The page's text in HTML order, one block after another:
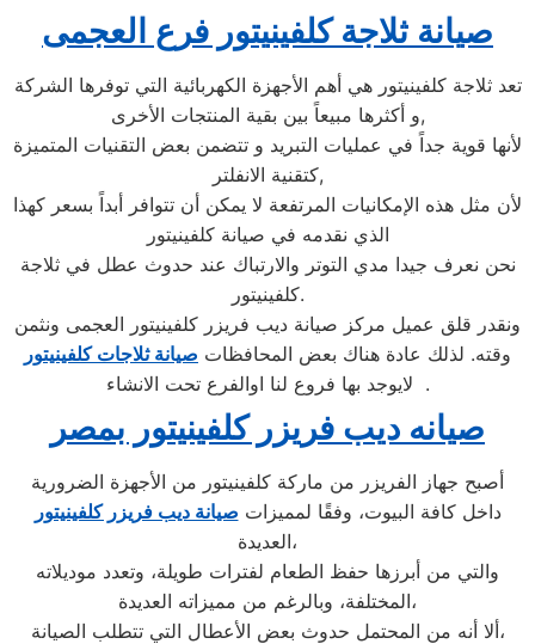
صيانة ثلاجة كلفينيتور فرع العجمى
تعد ثلاجة كلفينيتور هي أهم الأجهزة الكهربائية التي توفرها الشركة
و أكثرها مبيعاً بين بقية المنتجات الأخرى,
لأنها قوية جداً في عمليات التبريد و تتضمن بعض التقنيات المتميزة
كتقنية الانفلتر,
لأن مثل هذه الإمكانيات المرتفعة لا يمكن أن تتوافر أبداً بسعر كهذا
الذي نقدمه في صيانة كلفينيتور
نحن نعرف جيدا مدي التوتر والارتباك عند حدوث عطل في ثلاجة
كلفينيتور.
ونقدر قلق عميل مركز صيانة ديب فريزر كلفينيتور العجمى ونثمن
وقته. لذلك عادة هناك بعض المحافظات صيانة ثلاجات كلفينيتور
لايوجد بها فروع لنا اوالفرع تحت الانشاء .
صيانه ديب فريزر كلفينيتور بمصر
أصبح جهاز الفريزر من ماركة كلفينيتور من الأجهزة الضرورية
داخل كافة البيوت، وفقًا لمميزات صيانة ديب فريزر كلفينيتور
العديدة،
والتي من أبرزها حفظ الطعام لفترات طويلة، وتعدد موديلاته
المختلفة، وبالرغم من مميزاته العديدة،
ألا أنه من المحتمل حدوث بعض الأعطال التي تتطلب الصيانة،